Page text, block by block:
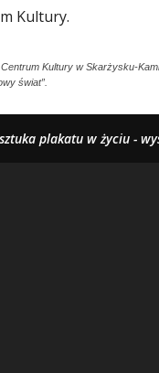
Kultury.
Kultury w Skarżysku-
świat”.
plakatu w życiu -